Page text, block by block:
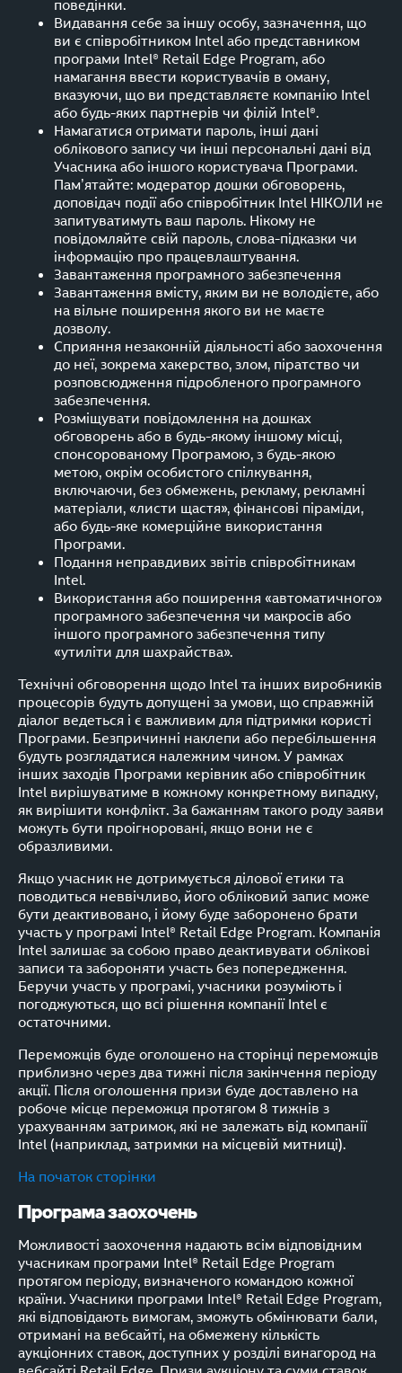
поведінки.
Видавання себе за іншу особу, зазначення, що
ви є співробітником Intel або представником
програми Intel® Retail Edge Program, або
намагання ввести користувачів в оману,
вказуючи, що ви представляєте компанію Intel
або будь-яких партнерів чи філій Intel®.
Намагатися отримати пароль, інші дані
облікового запису чи інші персональні дані від
Учасника або іншого користувача Програми.
Пам’ятайте: модератор дошки обговорень,
доповідач події або співробітник Intel НІКОЛИ не
запитуватимуть ваш пароль. Нікому не
повідомляйте свій пароль, слова-підказки чи
інформацію про працевлаштування.
Завантаження програмного забезпечення
Завантаження вмісту, яким ви не володієте, або
на вільне поширення якого ви не маєте
дозволу.
Сприяння незаконній діяльності або заохочення
до неї, зокрема хакерство, злом, піратство чи
розповсюдження підробленого програмного
забезпечення.
Розміщувати повідомлення на дошках
обговорень або в будь-якому іншому місці,
спонсорованому Програмою, з будь-якою
метою, окрім особистого спілкування,
включаючи, без обмежень, рекламу, рекламні
матеріали, «листи щастя», фінансові піраміди,
або будь-яке комерційне використання
Програми.
Подання неправдивих звітів співробітникам
Intel.
Використання або поширення «автоматичного»
програмного забезпечення чи макросів або
іншого програмного забезпечення типу
«утиліти для шахрайства».
Технічні обговорення щодо Intel та інших виробників
процесорів будуть допущені за умови, що справжній
діалог ведеться і є важливим для підтримки користі
Програми. Безпричинні наклепи або перебільшення
будуть розглядатися належним чином. У рамках
інших заходів Програми керівник або співробітник
Intel вирішуватиме в кожному конкретному випадку,
як вирішити конфлікт. За бажанням такого роду заяви
можуть бути проігноровані, якщо вони не є
образливими.
Якщо учасник не дотримується ділової етики та
поводиться неввічливо, його обліковий запис може
бути деактивовано, і йому буде заборонено брати
участь у програмі Intel® Retail Edge Program. Компанія
Intel залишає за собою право деактивувати облікові
записи та забороняти участь без попередження.
Беручи участь у програмі, учасники розуміють і
погоджуються, що всі рішення компанії Intel є
остаточними.
Переможців буде оголошено на сторінці переможців
приблизно через два тижні після закінчення періоду
акції. Після оголошення призи буде доставлено на
робоче місце переможця протягом 8 тижнів з
урахуванням затримок, які не залежать від компанії
Intel (наприклад, затримки на місцевій митниці).
На початок сторінки
Програма заохочень
Можливості заохочення надають всім відповідним
учасникам програми Intel® Retail Edge Program
протягом періоду, визначеного командою кожної
країни. Учасники програми Intel® Retail Edge Program,
які відповідають вимогам, зможуть обмінювати бали,
отримані на вебсайті, на обмежену кількість
аукціонних ставок, доступних у розділі винагород на